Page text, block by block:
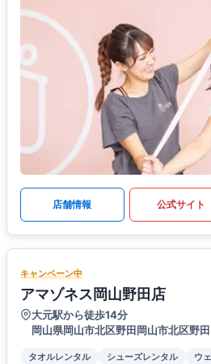
店舗情報 公式サイト
キャンペーン中
アマゾネス岡山野田店
大元駅から徒歩14分
岡山県岡山市北区野田岡山市北区野
タオルレンタル シューズレンタル ウ